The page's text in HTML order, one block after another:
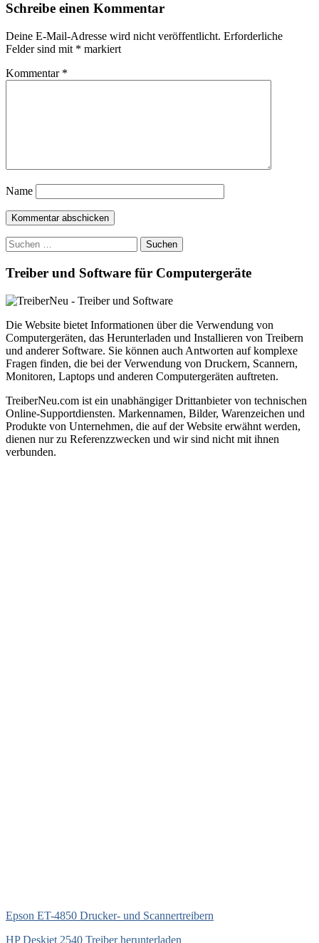
Schreibe einen Kommentar
Deine E-Mail-Adresse wird nicht veröffentlicht. Erforderliche
Felder sind mit * markiert
Kommentar *
Name
Suchen
nach:
Treiber und Software für Computergeräte
Die Website bietet Informationen über die Verwendung von
Computergeräten, das Herunterladen und Installieren von Treibern
und anderer Software. Sie können auch Antworten auf komplexe
Fragen finden, die bei der Verwendung von Druckern, Scannern,
Monitoren, Laptops und anderen Computergeräten auftreten.
TreiberNeu.com ist ein unabhängiger Drittanbieter von technischen
Online-Supportdiensten. Markennamen, Bilder, Warenzeichen und
Produkte von Unternehmen, die auf der Website erwähnt werden,
dienen nur zu Referenzzwecken und wir sind nicht mit ihnen
verbunden.
Epson ET-4850 Drucker- und Scannertreibern
HP Deskjet 2540 Treiber herunterladen